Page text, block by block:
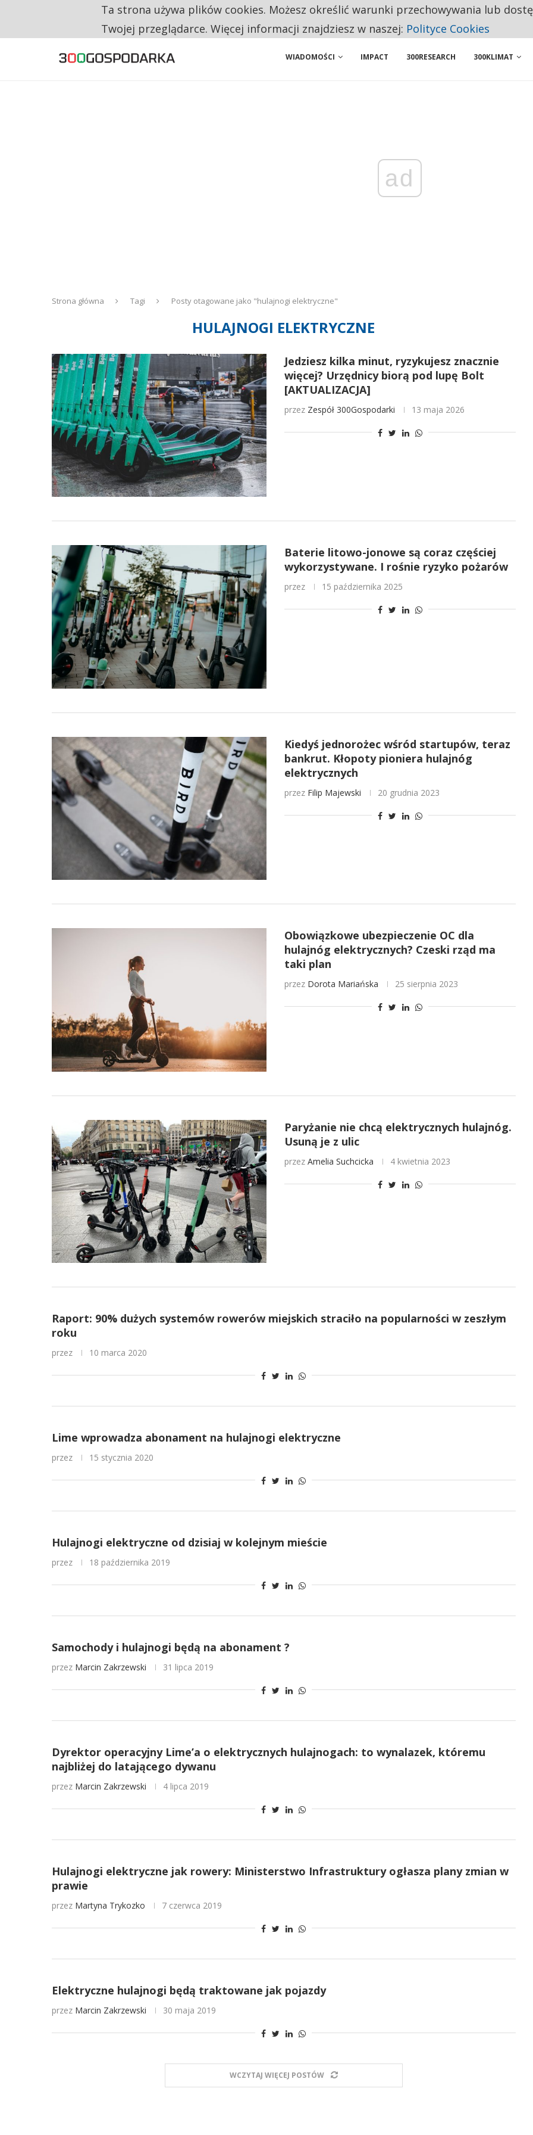
CO TRZECIĄ ZŁOTÓWKĘ Z EMERYTURY SENIORZY PRZEZNACZAJĄ NA PODSTAWOWE ZAKUPY
WIADOMOŚCI
IMPACT 300RESEARCH 300KLIMAT
ad
Strona główna Tagi Posty otagowane jako "hulajnogi elektryczne"
HULAJNOGI ELEKTRYCZNE
Jedziesz kilka minut, ryzykujesz znacznie
więcej? Urzędnicy biorą pod lupę Bolt
[AKTUALIZACJA]
przez Zespół 300Gospodarki 13 maja 2026
Baterie litowo-jonowe są coraz częściej
wykorzystywane. I rośnie ryzyko pożarów
przez 15 października 2025
Kiedyś jednorożec wśród startupów, teraz
bankrut. Kłopoty pioniera hulajnóg
elektrycznych
przez Filip Majewski 20 grudnia 2023
Obowiązkowe ubezpieczenie OC dla
hulajnóg elektrycznych? Czeski rząd ma
taki plan
przez Dorota Mariańska 25 sierpnia 2023
Paryżanie nie chcą elektrycznych hulajnóg.
Usuną je z ulic
przez Amelia Suchcicka 4 kwietnia 2023
Raport: 90% dużych systemów rowerów miejskich straciło na popularności w zeszłym
roku
przez 10 marca 2020
Lime wprowadza abonament na hulajnogi elektryczne
przez 15 stycznia 2020
Hulajnogi elektryczne od dzisiaj w kolejnym mieście
przez 18 października 2019
Samochody i hulajnogi będą na abonament ?
przez Marcin Zakrzewski 31 lipca 2019
Dyrektor operacyjny Lime’a o elektrycznych hulajnogach: to wynalazek, któremu
najbliżej do latającego dywanu
przez Marcin Zakrzewski 4 lipca 2019
Hulajnogi elektryczne jak rowery: Ministerstwo Infrastruktury ogłasza plany zmian w
prawie
przez Martyna Trykozko 7 czerwca 2019
Elektryczne hulajnogi będą traktowane jak pojazdy
przez Marcin Zakrzewski 30 maja 2019
WCZYTAJ WIĘCEJ POSTÓW
Ta strona używa plików cookies. Możesz określić warunki przechowywania lub
Twojej przeglądarce. Więcej informacji znajdziesz w naszej: Polityce Cookies